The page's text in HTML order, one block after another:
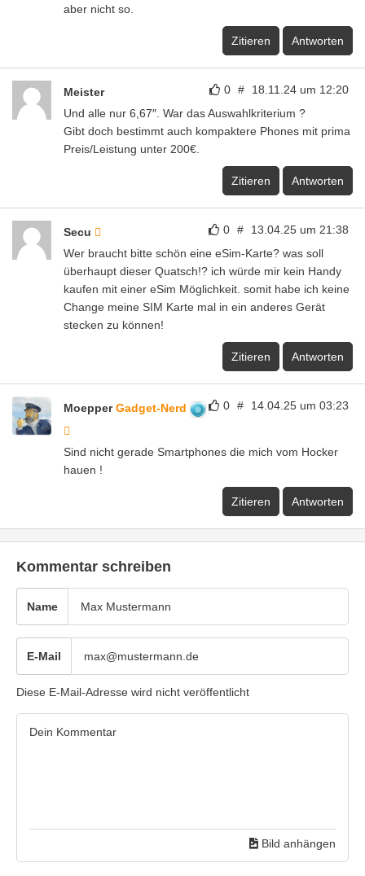
aber nicht so.
Zitieren Antworten
0 # 18.11.24 um 12:20
Meister
Und alle nur 6,67″. War das Auswahlkriterium ?
Gibt doch bestimmt auch kompaktere Phones mit prima
Preis/Leistung unter 200€.
Zitieren Antworten
0 # 13.04.25 um 21:38
Secu
Wer braucht bitte schön eine eSim-Karte? was soll
überhaupt dieser Quatsch!? ich würde mir kein Handy
kaufen mit einer eSim Möglichkeit. somit habe ich keine
Change meine SIM Karte mal in ein anderes Gerät
stecken zu können!
Zitieren Antworten
0 # 14.04.25 um 03:23
MoepperGadget-Nerd
Sind nicht gerade Smartphones die mich vom Hocker
hauen !
Zitieren Antworten
Kommentar schreiben
Name
E-Mail
Diese E-Mail-Adresse wird nicht veröffentlicht
Bild anhängen